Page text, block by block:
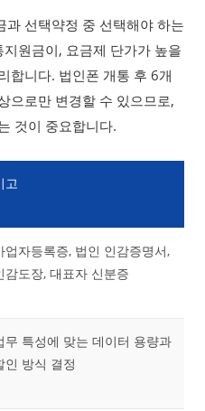
선택약정 중 선택해야 하는
원금이, 요금제 단가가 높을
합니다. 법인폰 개통 후 6개
으로만 변경할 수 있으므로,
것이 중요합니다.
고
업자등록증, 법인 인감증명서,
감도장, 대표자 신분증
무 특성에 맞는 데이터 용량과
인 방식 결정